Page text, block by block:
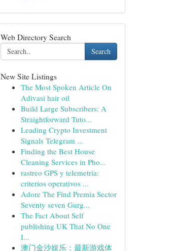
Web Directory Search
Search
New Site Listings
The Most Spoken Article On
Adivasi hair oil
Build Large Subscribers: A
Straightforward Tuto...
Leading Crypto Investment
Signals Telegram ...
Finding the Best House
Cleaning Services in Pho...
rastreo GPS y telemetría:
criterios operativos ...
Adore The Find Premia Sector
Seventy seven Gurg...
The Fact About Self
publishing UK That No One
I...
澳门金沙娱乐：最新游戏体